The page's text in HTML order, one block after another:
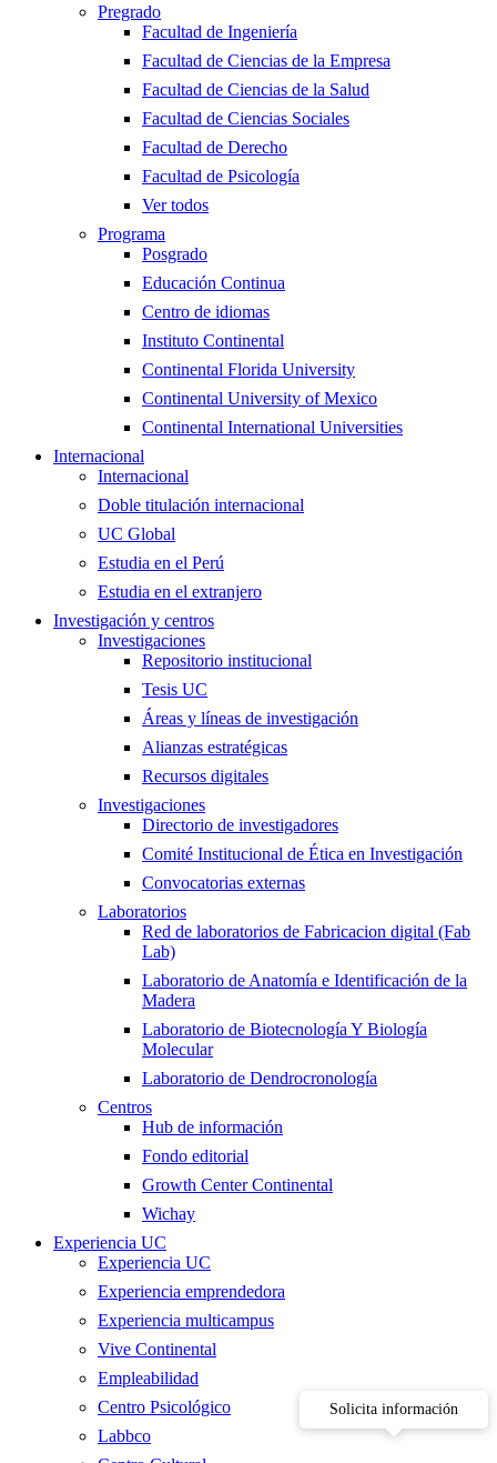
Solicita información
Pregrado
Facultad de Ingeniería
Facultad de Ciencias de la Empresa
Facultad de Ciencias de la Salud
Facultad de Ciencias Sociales
Facultad de Derecho
Facultad de Psicología
Ver todos
Programa
Posgrado
Educación Continua
Centro de idiomas
Instituto Continental
Continental Florida University
Continental University of Mexico
Continental International Universities
Internacional
Internacional
Doble titulación internacional
UC Global
Estudia en el Perú
Estudia en el extranjero
Investigación y centros
Investigaciones
Repositorio institucional
Tesis UC
Áreas y líneas de investigación
Alianzas estratégicas
Recursos digitales
Investigaciones
Directorio de investigadores
Comité Institucional de Ética en Investigación
Convocatorias externas
Laboratorios
Red de laboratorios de Fabricacion digital (Fab
Lab)
Laboratorio de Anatomía e Identificación de la
Madera
Laboratorio de Biotecnología Y Biología
Molecular
Laboratorio de Dendrocronología
Centros
Hub de información
Fondo editorial
Growth Center Continental
Wichay
Experiencia UC
Experiencia UC
Experiencia emprendedora
Experiencia multicampus
Vive Continental
Empleabilidad
Centro Psicológico
Labbco